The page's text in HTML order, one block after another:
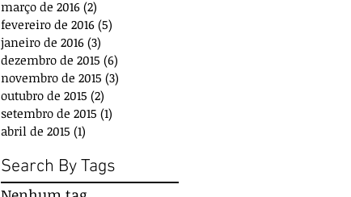
março de 2016 (2)
fevereiro de 2016 (5)
janeiro de 2016 (3)
dezembro de 2015 (6)
novembro de 2015 (3)
outubro de 2015 (2)
setembro de 2015 (1)
abril de 2015 (1)
Search By Tags